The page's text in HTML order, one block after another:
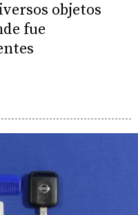
objetos
fue